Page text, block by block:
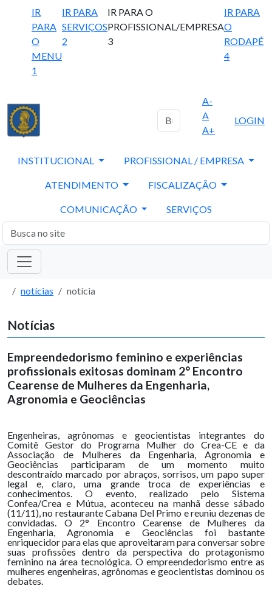
IR
PARA
O
MENU
1
IR PARA
SERVIÇOS
2
IR PARA O
PROFISSIONAL/EMPRESA
3
IR PARA
O
RODAPÉ
4
A-
A
A+
LOGIN
INSTITUCIONAL PROFISSIONAL / EMPRESA
ATENDIMENTO FISCALIZAÇÃO
COMUNICAÇÃO SERVIÇOS
notícias notícia
Notícias
Empreendedorismo feminino e experiências
profissionais exitosas dominam 2° Encontro
Cearense de Mulheres da Engenharia,
Agronomia e Geociências
Engenheiras, agrônomas e geocientistas integrantes do
Comitê Gestor do Programa Mulher do Crea-CE e da
Associação de Mulheres da Engenharia, Agronomia e
Geociências participaram de um momento muito
descontraído marcado por abraços, sorrisos, um papo super
legal e, claro, uma grande troca de experiências e
conhecimentos. O evento, realizado pelo Sistema
Confea/Crea e Mútua, aconteceu na manhã desse sábado
(11/11), no restaurante Cabana Del Primo e reuniu dezenas de
convidadas. O 2° Encontro Cearense de Mulheres da
Engenharia, Agronomia e Geociências foi bastante
enriquecidor para elas que aproveitaram para conversar sobre
suas profissões dentro da perspectiva do protagonismo
feminino na área tecnológica. O empreendedorismo entre as
mulheres engenheiras, agrônomas e geocientistas dominou os
debates.